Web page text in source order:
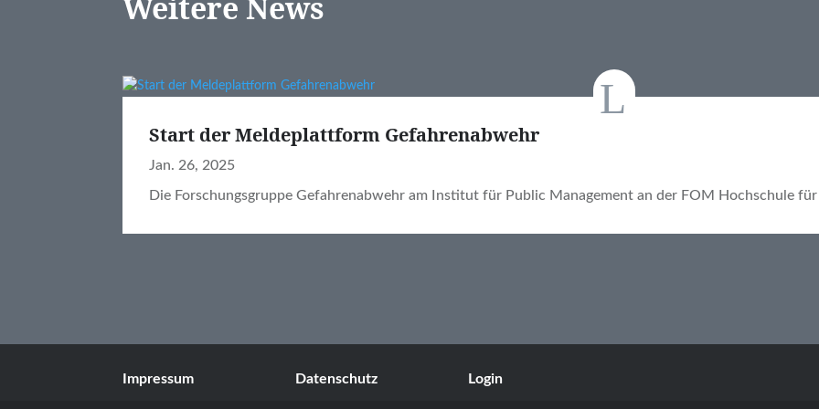
Weitere News
Start der Meldeplattform Gefahrenabwehr
Jan. 26, 2025
Die Forschungsgruppe Gefahrenabwehr am Institut für Public Management an der FOM Hochschule
Impressum Datenschutz Login